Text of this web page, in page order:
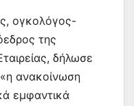
ογκολόγος-
της
δήλωσε
ανακοίνωση
εμφαντικά